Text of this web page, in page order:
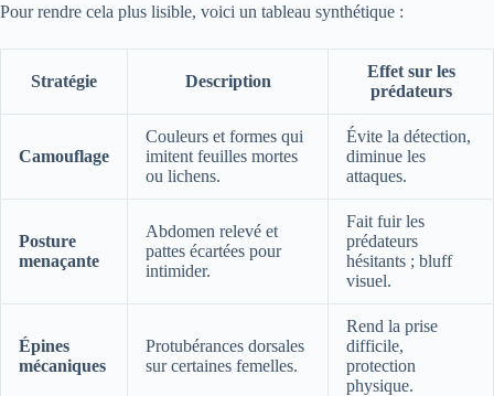
Pour rendre cela plus lisible, voici un tableau synthétique :
Stratégie Description
Effet sur les
prédateurs
Camouflage
Couleurs et formes qui
imitent feuilles mortes
ou lichens.
Évite la détection,
diminue les
attaques.
Posture
menaçante
Abdomen relevé et
pattes écartées pour
intimider.
Fait fuir les
prédateurs
hésitants ; bluff
visuel.
Épines
mécaniques
Protubérances dorsales
sur certaines femelles.
Rend la prise
difficile,
protection
physique.